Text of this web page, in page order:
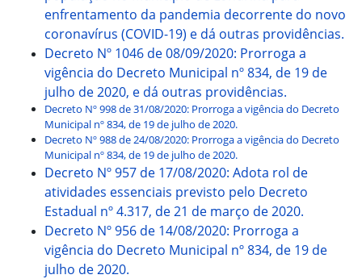
enfrentamento da pandemia decorrente do novo
coronavírus (COVID-19) e dá outras providências.
Decreto Nº 1046 de 08/09/2020: Prorroga a
vigência do Decreto Municipal nº 834, de 19 de
julho de 2020, e dá outras providências.
Decreto Nº 998 de 31/08/2020: Prorroga a vigência do Decreto
Municipal nº 834, de 19 de julho de 2020.
Decreto Nº 988 de 24/08/2020: Prorroga a vigência do Decreto
Municipal nº 834, de 19 de julho de 2020.
Decreto Nº 957 de 17/08/2020: Adota rol de
atividades essenciais previsto pelo Decreto
Estadual nº 4.317, de 21 de março de 2020.
Decreto Nº 956 de 14/08/2020: Prorroga a
vigência do Decreto Municipal nº 834, de 19 de
julho de 2020.